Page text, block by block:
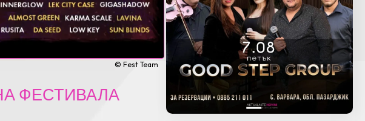
© Fest Team
ФЕСТИВАЛА